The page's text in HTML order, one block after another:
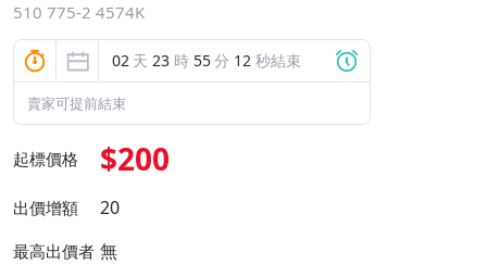
510 775-2 4574K
02 天 23 時 55分 11 秒結束
賣家可提前結束
起標價格 $200
出價增額 20
最高出價者 無